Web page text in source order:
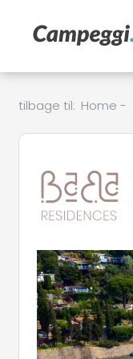
tilbage til: Home -